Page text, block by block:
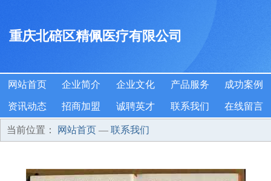
重庆北碚区精佩医疗有限公司
网站首页 企业简介 企业文化 产品服务 成功案例
资讯动态 招商加盟 诚聘英才 联系我们 在线留言
当前位置： 网站首页 — 联系我们